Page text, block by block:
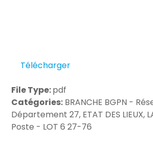
Télécharger
File Type:pdf
Catégories: BRANCHE BGPN -
Département 27, ETAT DES LIEUX,
Poste - LOT 6 27-76